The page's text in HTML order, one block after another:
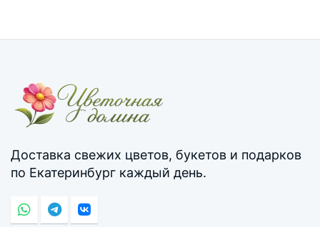
Доставка свежих цветов, букетов и подарков
по Екатеринбург каждый день.